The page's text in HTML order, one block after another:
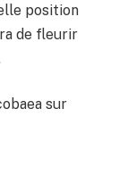
position
de fleurir
sur